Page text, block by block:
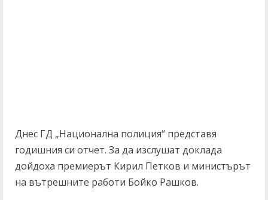
Днес ГД „Национална полиция“ представя
годишния си отчет. За да изслушат доклада
дойдоха премиерът Кирил Петков и министърът
на вътрешните работи Бойко Рашков.